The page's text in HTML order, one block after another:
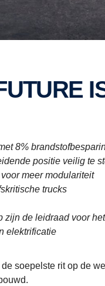
8%
positie veilig te
meer modulariteit
trucks
de leidraad voor
elektrificatie
soepelste rit op de